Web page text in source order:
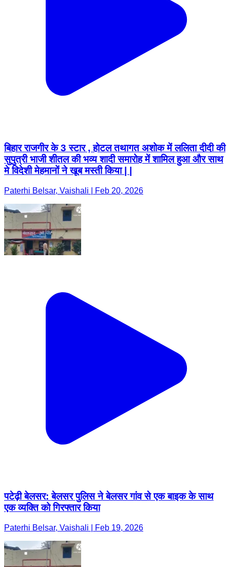
बिहार राजगीर के 3 स्टार , होटल तथागत अशोक में ललिता दीदी की
सुपुत्री भाजी शीतल की भव्य शादी समारोह में शामिल हुआ और साथ
मे विदेशी मेहमानों ने खूब मस्ती किया | |
Paterhi Belsar, Vaishali | Feb 20, 2026
पटेढ़ी बेलसर: बेलसर पुलिस ने बेलसर गांव से एक बाइक के साथ
एक व्यक्ति को गिरफ्तार किया
Paterhi Belsar, Vaishali | Feb 19, 2026